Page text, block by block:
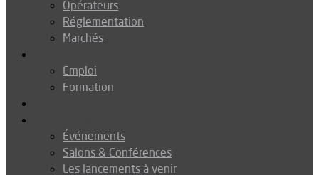
Opérateurs
Réglementation
Marchés
Emploi
Formation
Événements
Salons & Conférences
Les lancements à venir